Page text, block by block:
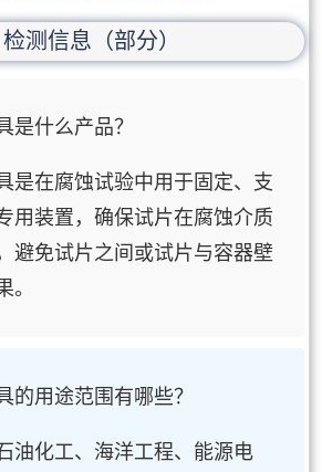
检测信息（部分）
是什么产品？
是在腐蚀试验中用于固定、支
用装置，确保试片在腐蚀介质
避免试片之间或试片与容器壁
。
的用途范围有哪些？
油化工、海洋工程、能源电